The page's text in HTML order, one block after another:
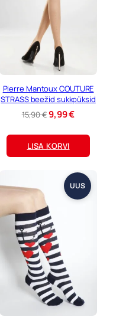
Pierre Mantoux COUTURE
STRASS beežid sukkpüksid
15,90€A
g
n
d
o
l
i
:
1
5
,
9,99€P
a
u
n
e
9
LISA KORVI
UUS